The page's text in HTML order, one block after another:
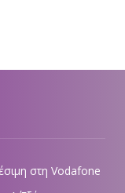
στη Vodafone